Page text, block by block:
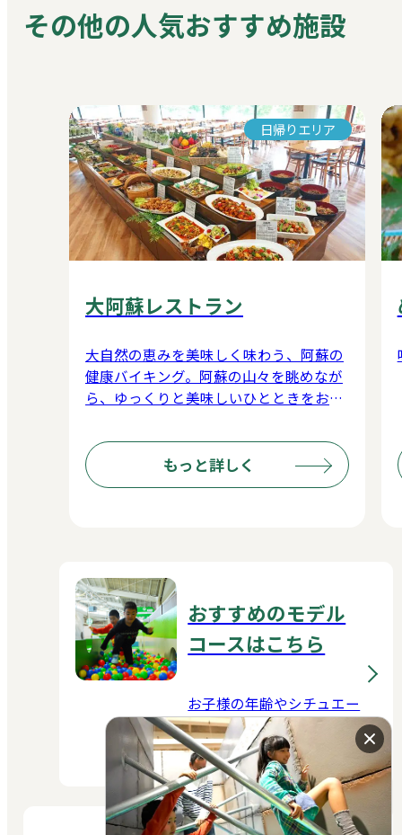
その他の人気おすすめ施設
日帰りエリア
大阿蘇レストラン
大自然の恵みを美味しく味わう、阿蘇の
健康バイキング。阿蘇の山々を眺めなが
ら、ゆっくりと美味しいひとときをお楽
もっと詳しく
おすすめのモデル
コースはこちら
お子様の年齢やシチュエー
ションに合わせた楽しみ方
をご紹介